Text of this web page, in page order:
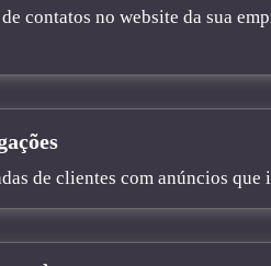
contatos no website da sua
de clientes com anúncios